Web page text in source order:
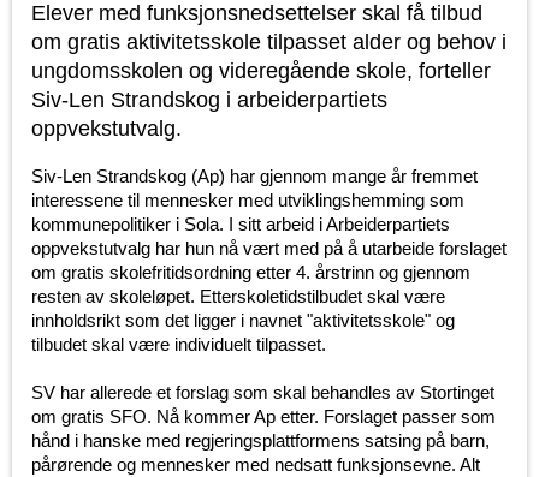
Elever med funksjonsnedsettelser skal få tilbud
om gratis aktivitetsskole tilpasset alder og behov i
ungdomsskolen og videregående skole, forteller
Siv-Len Strandskog i arbeiderpartiets
oppvekstutvalg.
Siv-Len Strandskog (Ap) har gjennom mange år fremmet
interessene til mennesker med utviklingshemming som
kommunepolitiker i Sola. I sitt arbeid i Arbeiderpartiets
oppvekstutvalg har hun nå vært med på å utarbeide forslaget
om gratis skolefritidsordning etter 4. årstrinn og gjennom
resten av skoleløpet. Etterskoletidstilbudet skal være
innholdsrikt som det ligger i navnet "aktivitetsskole" og
tilbudet skal være individuelt tilpasset.
SV har allerede et forslag som skal behandles av Stortinget
om gratis SFO. Nå kommer Ap etter. Forslaget passer som
hånd i hanske med regjeringsplattformens satsing på barn,
pårørende og mennesker med nedsatt funksjonsevne. Alt